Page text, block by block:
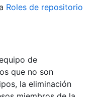
Roles de repositorio
de
que no son
la eliminación